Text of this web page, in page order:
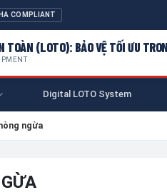
COMPLIANT
TOÀN (LOTO): BẢO VỆ TỐI ƯU
Digital LOTO System
ngừa